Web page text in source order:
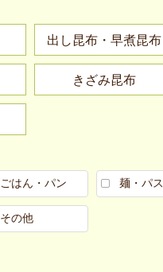
出し昆布・早煮昆布
きざみ昆布
ごはん・パン 麺・パ
その他